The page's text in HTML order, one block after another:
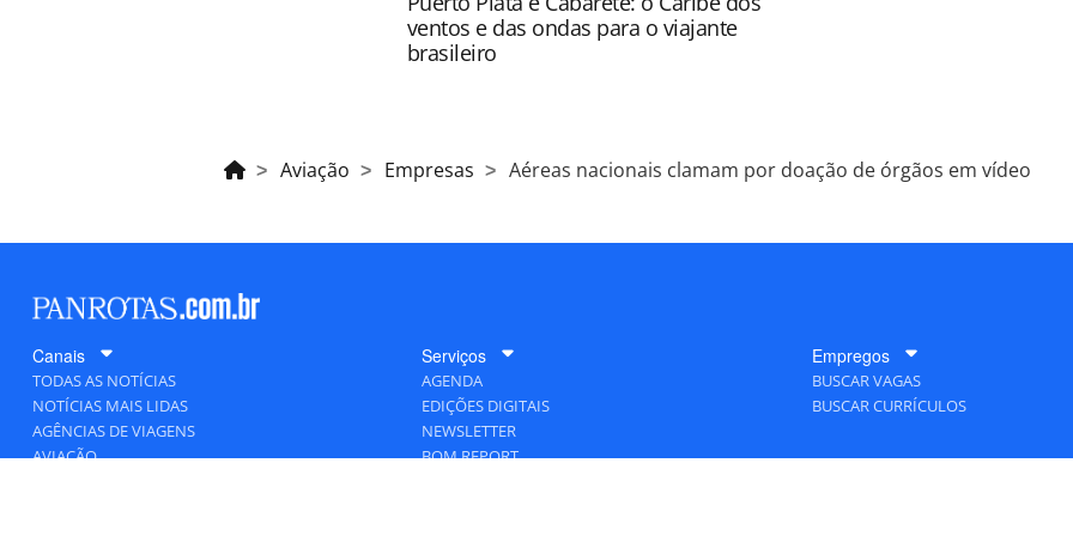
ventos e das ondas para o viajante
brasileiro
Aviação Empresas Aéreas nacionais clamam por doação de órgãos em vídeo
Canais
TODAS AS NOTÍCIAS
NOTÍCIAS MAIS LIDAS
AGÊNCIAS DE VIAGENS
AVIAÇÃO
Serviços
AGENDA
EDIÇÕES DIGITAIS
NEWSLETTER
BOM REPORT
Empregos
BUSCAR VAGAS
BUSCAR CURRÍCULOS